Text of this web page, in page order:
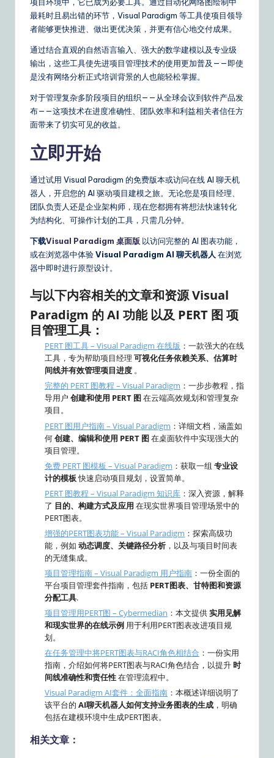
项目环境中，它已成为必要工具。通过自动化网络图绘制中
最耗时且易出错的环节，Visual Paradigm 等工具使项目领导
者能够更快推进、做出更优决策，并更有信心地交付成果。
通过结合直观的自然语言输入、强大的数学建模以及专业级
输出，这些工具使先进项目管理技术的使用更加普及——即使
是没有网络分析正式培训背景的人也能轻松掌握。
对于管理复杂多阶段项目的组织——从全球会议到软件产品发
布——这项技术在进度准确性、团队效率和利益相关者信任方
面带来了切实可见的收益。
立即开始
通过试用 Visual Paradigm 的免费版本或访问在线 AI 聊天机
器人，开启您的 AI 驱动项目建模之旅。无论您是项目经理、
团队负责人还是企业架构师，现在您都拥有将想法快速转化
为结构化、可操作计划的工具，只需几分钟。
下载Visual Paradigm 桌面版 以访问完整的 AI 图表功能，
或在浏览器中体验Visual Paradigm AI 聊天机器人 在浏览
器中即时进行原型设计。
与以下内容相关的文章和资源Visual
Paradigm 的 AI 功能 以及 PERT 图 项
目管理工具：
PERT 图工具 – Visual Paradigm 在线版 ：一款强大的在线
工具，专为帮助项目经理 可视化任务依赖关系、估算时
间线并有效管理项目进度 。
完整的 PERT 图教程 – Visual Paradigm ：一步步教程，指
导用户 创建和使用 PERT 图 在云端高效规划和管理复杂
项目。
PERT 图用户指南 – Visual Paradigm ：详细文档，涵盖如
何创建、编辑和使用 PERT 图在桌面软件中实现强大的
项目管理。
免费 PERT 图模板 – Visual Paradigm ：获取一组 专业设
计的模板快速启动项目规划，设置简单。
PERT 图教程 – Visual Paradigm 知识库 ：深入资源，解释
了 目的、构建方式及应用 在现实世界项目管理场景中的
PERT图表。
增强的PERT图表功能 – Visual Paradigm ：探索高级功
能，例如 动态调度、关键路径分析 ，以及与项目时间表
的无缝集成。
项目管理指南 – Visual Paradigm 用户指南 ：一份全面的
平台项目管理套件指南，包括 PERT图表、甘特图和资源
分配工具.
项目管理用PERT图 – Cybermedian ：本文提供实用见解
和现实世界的在线示例 用于利用PERT图表改进项目规
划。
在任务管理中将PERT图表与RACI角色相结合 ：一份实用
指南，介绍如何将PERT图表与RACI角色结合，以提升时
间线准确性和责任性在管理流程中。
Visual Paradigm AI套件：全面指南 ：本概述详细说明了
该平台的 AI聊天机器人如何支持业务图表的生成 ，明确
包括在建模环境中生成PERT图表。
相关文章：